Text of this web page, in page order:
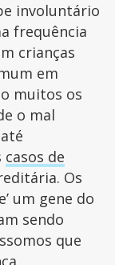
involuntário
frequência
crianças
em
muitos os
o mal
casos de
Os
um gene do
sendo
que